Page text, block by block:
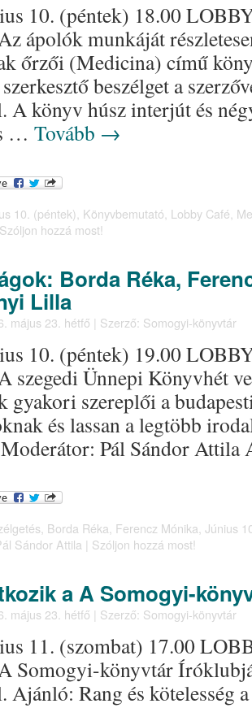
10. (péntek) 18.00
ápolók munkáját
őrzői (Medicina) című
beszélget a
A könyv húsz interjút és
… Tovább →
10. (péntek) Könyvbemutató Lobby Café
Szóljon hozzá most!
Borda Réka,
Lilla
május 23. hétfő | Szerző: Somogyi-könyvtár
10. (péntek) 19.00
szegedi Ünnepi Könyvhét
gyakori szereplői a
és lassan a legtöbb
Moderátor: Pál Sándor
, Borda Réka, Ferencz Mónika, Június
Sándor Attila | Szóljon hozzá most!
a A Somogyi-
május 23. hétfő | Szerző: Somogyi-könyvtár
11. (szombat) 17.00
Somogyi-könyvtár
Ajánló: Rang és kötelesség